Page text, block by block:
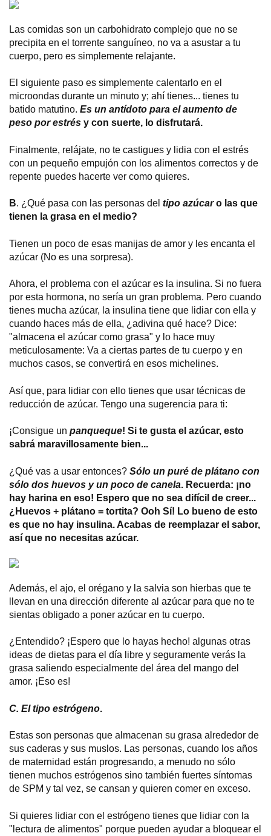
Las comidas son un carbohidrato complejo que no se
precipita en el torrente sanguíneo, no va a asustar a tu
cuerpo, pero es simplemente relajante.
El siguiente paso es simplemente calentarlo en el
microondas durante un minuto y; ahí tienes... tienes tu
batido matutino. Es un antídoto para el aumento de
peso por estrés y con suerte, lo disfrutará.
Finalmente, relájate, no te castigues y lidia con el estrés
con un pequeño empujón con los alimentos correctos y de
repente puedes hacerte ver como quieres.
B. ¿Qué pasa con las personas del tipo azúcaro las que
tienen la grasa en el medio?
Tienen un poco de esas manijas de amor y les encanta el
azúcar (No es una sorpresa).
Ahora, el problema con el azúcar es la insulina. Si no fuera
por esta hormona, no sería un gran problema. Pero cuando
tienes mucha azúcar, la insulina tiene que lidiar con ella y
cuando haces más de ella, ¿adivina qué hace? Dice:
"almacena el azúcar como grasa" y lo hace muy
meticulosamente: Va a ciertas partes de tu cuerpo y en
muchos casos, se convertirá en esos michelines.
Así que, para lidiar con ello tienes que usar técnicas de
reducción de azúcar. Tengo una sugerencia para ti:
¡Consigue un panqueque! Si te gusta el azúcar, esto
sabrá maravillosamente bien...
¿Qué vas a usar entonces? Sólo un puré de plátano con
sólo dos huevos y un poco de canela. Recuerda: ¡no
hay harina en eso! Espero que no sea difícil de creer...
¿Huevos + plátano = tortita? Ooh Sí! Lo bueno de esto
es que no hay insulina. Acabas de reemplazar el sabor,
así que no necesitas azúcar.
Además, el ajo, el orégano y la salvia son hierbas que te
llevan en una dirección diferente al azúcar para que no te
sientas obligado a poner azúcar en tu cuerpo.
¿Entendido? ¡Espero que lo hayas hecho! algunas otras
ideas de dietas para el día libre y seguramente verás la
grasa saliendo especialmente del área del mango del
amor. ¡Eso es!
C. El tipo estrógeno.
Estas son personas que almacenan su grasa alrededor de
sus caderas y sus muslos. Las personas, cuando los años
de maternidad están progresando, a menudo no sólo
tienen muchos estrógenos sino también fuertes síntomas
de SPM y tal vez, se cansan y quieren comer en exceso.
Si quieres lidiar con el estrógeno tienes que lidiar con la
"lectura de alimentos" porque pueden ayudar a bloquear el